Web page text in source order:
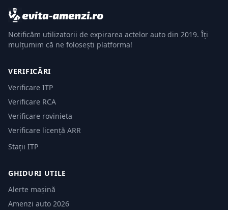
Notificăm utilizatorii de expirarea actelor auto din 2019. Îți
mulțumim că ne folosești platforma!
VERIFICĂRI
Verificare ITP
Verificare RCA
Verificare rovinieta
Verificare licență ARR
Stații ITP
GHIDURI UTILE
Alerte mașină
Amenzi auto 2026